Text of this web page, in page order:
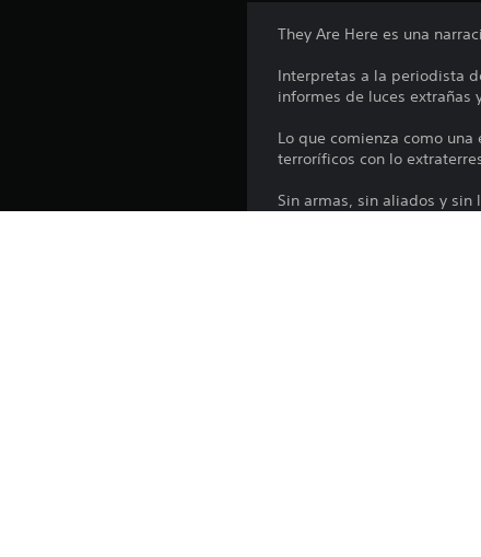
They Are Here es una
Interpretas a la periodista
informes de luces extrañas
Lo que comienza como
terroríficos con lo
Sin armas, sin aliados y